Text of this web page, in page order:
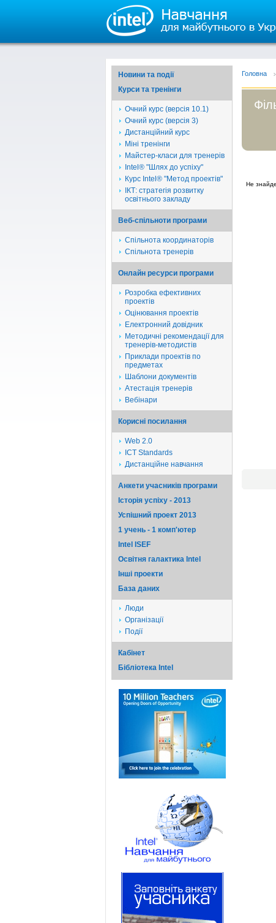
Новини та події
Курси та тренінги
Очний курс (версія 10.1)
Очний курс (версія 3)
Дистанційний курс
Міні тренінги
Майстер-класи для тренерів
Intel® "Шлях до успіху"
Курс Intel® "Метод проектів"
ІКТ: стратегія розвитку
освітнього закладу
Веб-спільноти програми
Спільнота координаторів
Спільнота тренерів
Онлайн ресурси програми
Розробка ефективних
проектів
Оцінювання проектів
Електронний довідник
Методичні рекомендації для
тренерів-методистів
Приклади проектів по
предметах
Шаблони документів
Атестація тренерів
Вебінари
Корисні посилання
Web 2.0
ICT Standards
Дистанційне навчання
Анкети учасників програми
Історія успіху - 2013
Успішний проект 2013
1 учень - 1 комп'ютер
Intel ISEF
Освітня галактика Intel
Iншi проекти
База даних
Люди
Організації
Події
Кабінет
Бібліотека Intel
Головна
Не